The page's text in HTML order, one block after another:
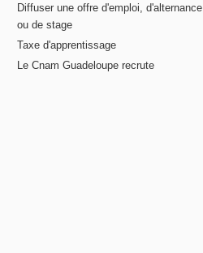
Diffuser une offre d'emploi, d'alternance
ou de stage
Taxe d'apprentissage
Le Cnam Guadeloupe recrute